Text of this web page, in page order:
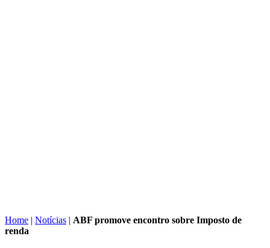
Home | Notícias | ABF promove encontro sobre Imposto de
renda